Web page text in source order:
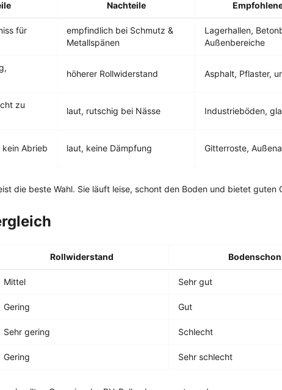
Nachteile
für
empfindlich bei Schmutz &
Metallspänen
Lagerhallen,
Außenbereiche
höherer Rollwiderstand Asphalt, Pflaster,
zu
laut, rutschig bei Nässe Industrieböden,
Abrieb laut, keine Dämpfung Gitterroste,
die beste Wahl. Sie läuft leise, schont den Boden und bietet guten
Rollwiderstand
Mittel Sehr gut
Gering Gut
Sehr gering Schlecht
Gering Sehr schlecht